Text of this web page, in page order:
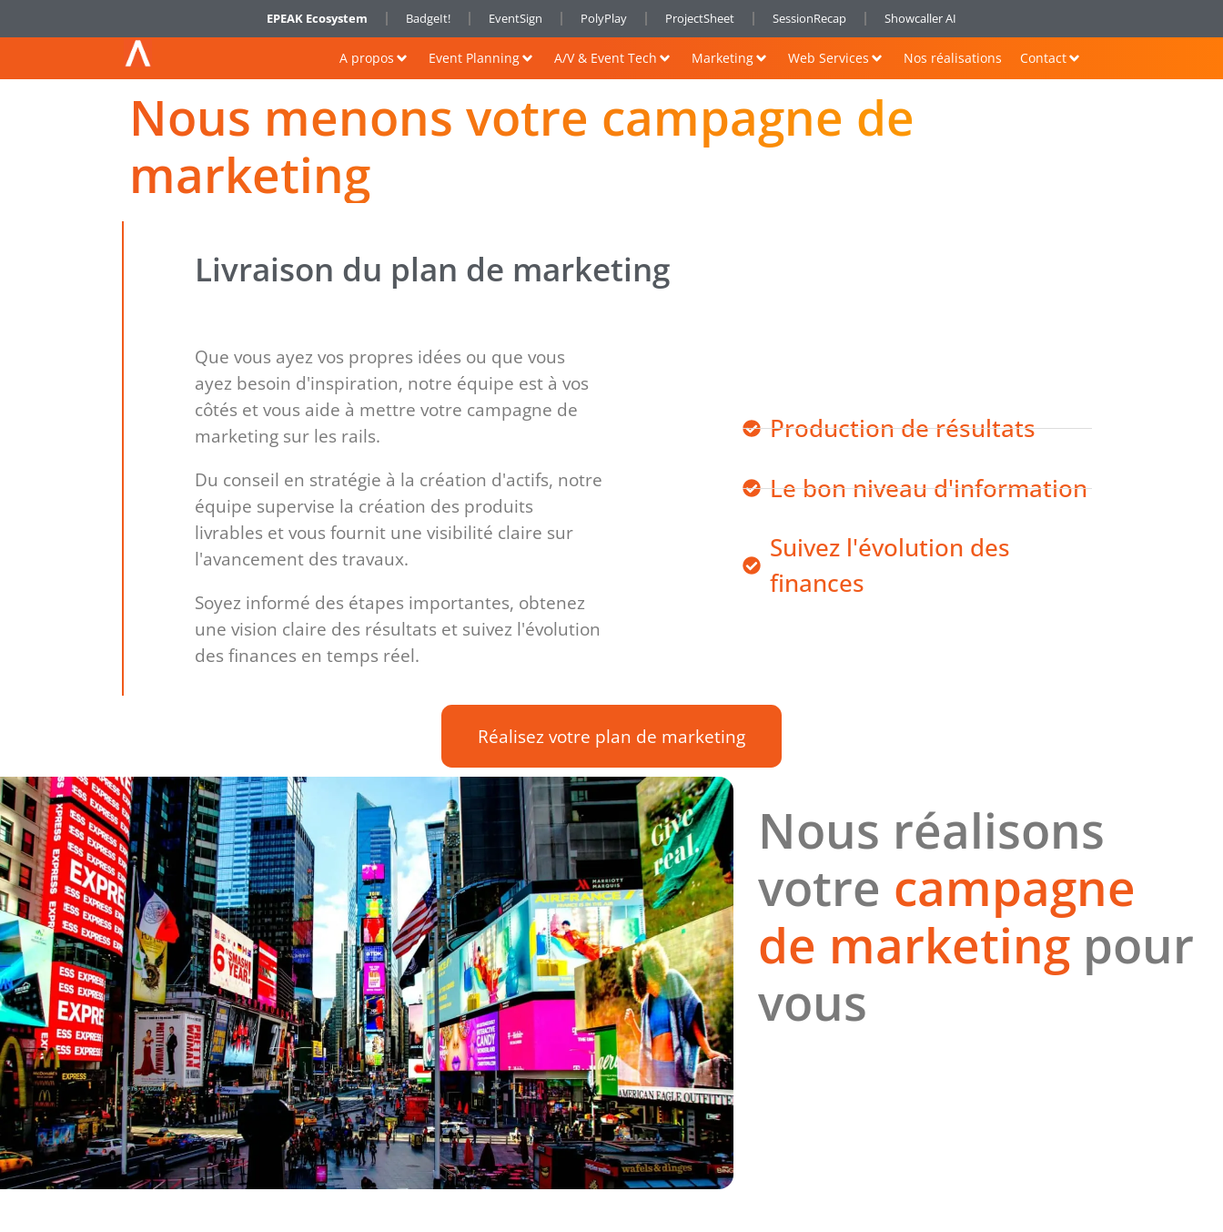
EPEAK Ecosystem BadgeIt! EventSign PolyPlay ProjectSheet SessionRecap Showcaller AI
A propos Event Planning A/V & Event Tech Marketing Web Services Nos réalisations Contact
Nous menons votre campagne de
marketing
Livraison du plan de marketing
Que vous ayez vos propres idées ou que vous
ayez besoin d'inspiration, notre équipe est à vos
côtés et vous aide à mettre votre campagne de
marketing sur les rails.
Du conseil en stratégie à la création d'actifs, notre
équipe supervise la création des produits
livrables et vous fournit une visibilité claire sur
l'avancement des travaux.
Soyez informé des étapes importantes, obtenez
une vision claire des résultats et suivez l'évolution
des finances en temps réel.
Production de résultats
Le bon niveau d'information
Suivez l'évolution des
finances
Réalisez votre plan de marketing
Nous réalisons
votre campagne
de marketing pour
vous